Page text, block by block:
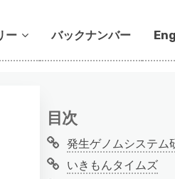
ー バックナンバー
目次
発生ゲノムシステム
いきもんタイムズ